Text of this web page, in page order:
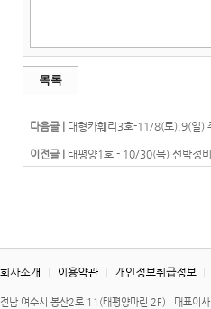
목록
다음글 | 대형카훼리3호-11/8(토),9(일)
이전글 | 태평양1호 - 10/30(목) 선박정
전남 여수시 봉산2로 11(태평양마린 2F) | 대표